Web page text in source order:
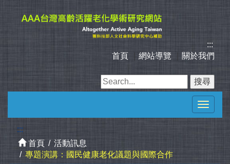
:::
首頁
網站導覽 關於我們
Toggle
:::
首頁
活動訊息
專題演講：國民健康老化議題與國際合作